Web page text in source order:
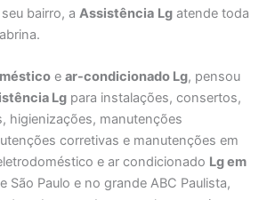
bairro, aAssistência Lg atende toda
ear-condicionado Lg, pensou
Lg para instalações, consertos,
higienizações, manutenções
corretivas e manutenções em
e ar condicionado Lg em
São Paulo e no grande ABC Paulista,